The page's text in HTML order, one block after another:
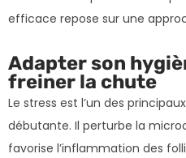
efficace repose sur une
Adapter son
freiner la chute
Le stress est l’un des
débutante. Il perturbe la
favorise l’inflammation des